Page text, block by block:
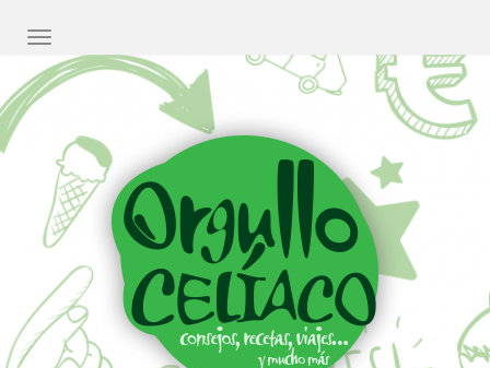
CAMBIAR NAVEGACIÓN